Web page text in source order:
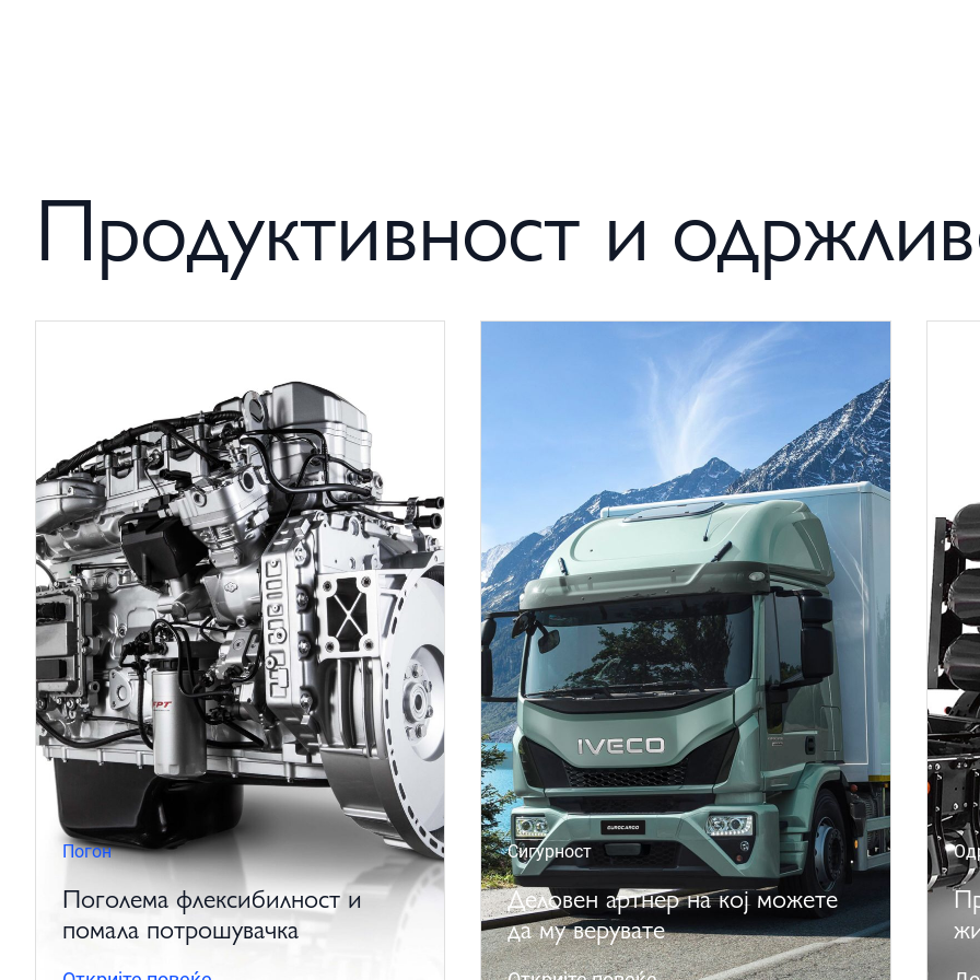
Продуктивност и
Погон
Поголема флексибилност и
помала потрошувачка
Сигурност
Деловен артнер на кој можете
да му верувате